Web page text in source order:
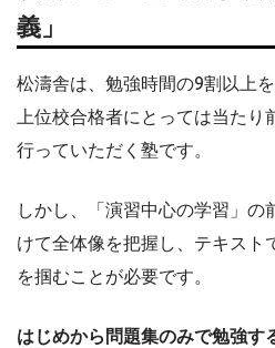
義」
松濤舎は、勉強時間の9割以上
上位校合格者にとっては当た
行っていただく塾です。
しかし、「演習中心の学習」の
けて全体像を把握し、テキスト
を掴むことが必要です。
はじめから問題集のみで勉強す